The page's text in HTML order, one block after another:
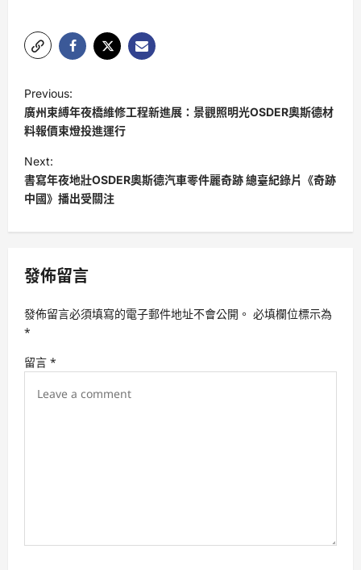
o
s
t
n
a
v
g
a
t
i
Previous:
廣州束縛年夜橋維修工程新進展：景觀照明光OSDER奧斯德材
料報價束燈投進運行
Next:
書寫年夜地壯OSDER奧斯德汽車零件麗奇跡 總臺紀錄片《奇跡
中國》播出受關注
發佈留言
發佈留言必須填寫的電子郵件地址不會公開。 必填欄位標示為
*
留言 *